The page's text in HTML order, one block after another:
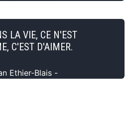
LA VIE, CE N'EST
C'EST D'AIMER.
Ethier-Blais -